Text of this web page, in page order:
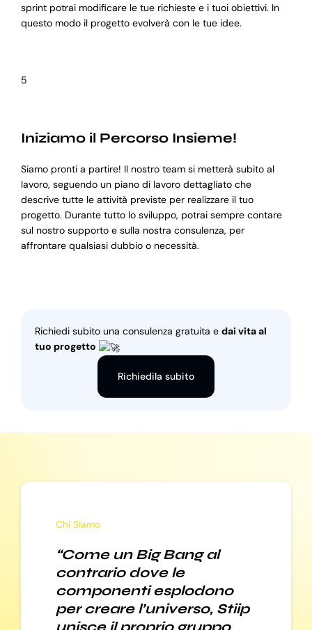
sprint potrai modificare le tue richieste e i tuoi obiettivi. In
questo modo il progetto evolverà con le tue idee.
5
Iniziamo il Percorso Insieme!
Siamo pronti a partire! Il nostro team si metterà subito al
lavoro, seguendo un piano di lavoro dettagliato che
descrive tutte le attività previste per realizzare il tuo
progetto. Durante tutto lo sviluppo, potrai sempre contare
sul nostro supporto e sulla nostra consulenza, per
affrontare qualsiasi dubbio o necessità.
Richiedi subito una consulenza gratuita e dai vita al
tuo progetto
Richiedila subito
Chi Siamo
“Come un Big Bang al
contrario dove le
componenti esplodono
per creare l’universo, Stiip